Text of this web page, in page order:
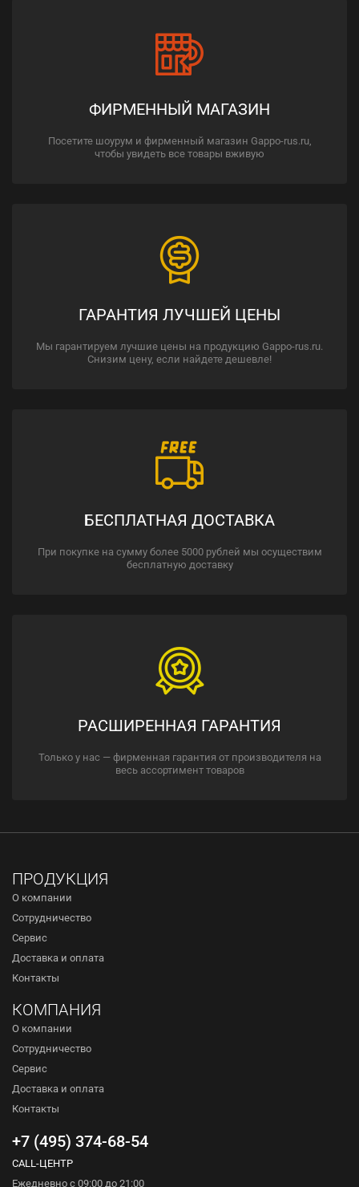
ФИРМЕННЫЙ МАГАЗИН
Посетите шоурум и фирменный магазин Gappo-rus.ru,
чтобы увидеть все товары вживую
ГАРАНТИЯ ЛУЧШЕЙ ЦЕНЫ
Мы гарантируем лучшие цены на продукцию Gappo-rus.ru.
Снизим цену, если найдете дешевле!
БЕСПЛАТНАЯ ДОСТАВКА
При покупке на сумму более 5000 рублей мы осуществим
бесплатную доставку
РАСШИРЕННАЯ ГАРАНТИЯ
Только у нас — фирменная гарантия от производителя на
весь ассортимент товаров
ПРОДУКЦИЯ
О компании
Сотрудничество
Сервис
Доставка и оплата
Контакты
КОМПАНИЯ
О компании
Сотрудничество
Сервис
Доставка и оплата
Контакты
+7 (495) 374-68-54
CALL-ЦЕНТР
Ежедневно с 09:00 до 21:00